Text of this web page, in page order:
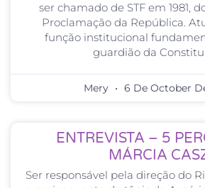
ser chamado de STF em 1981,
Proclamação da República.
função institucional
guardião da
Mery 6 De October
ENTREVISTA – 5
MÁRCIA
Ser responsável pela direção do